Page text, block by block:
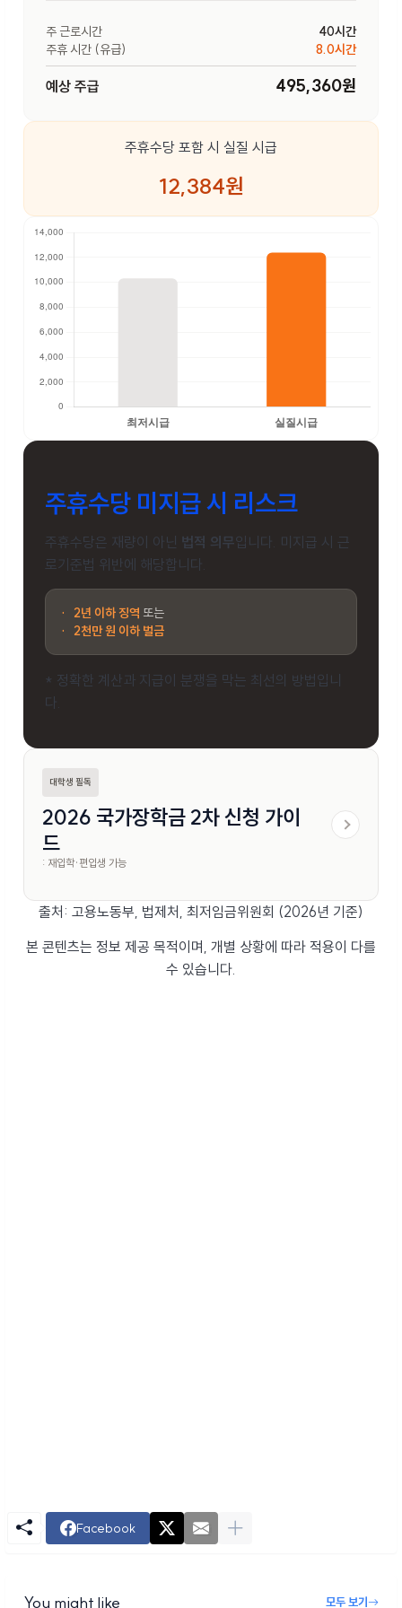
주 근로시간
40시간
주휴 시간 (유급)
8.0시간
예상 주급 495,360원
주휴수당 포함 시 실질 시급
12,384원
주휴수당 미지급 시 리스크
주휴수당은 재량이 아닌 법적 의무입니다. 미지급 시 근
로기준법 위반에 해당합니다.
· 2년 이하 징역 또는
·
2천만 원 이하 벌금
* 정확한 계산과 지급이 분쟁을 막는 최선의 방법입니
다.
대학생 필독
2026 국가장학금 2차 신청 가이
드
: 재입학·편입생 가능
출처: 고용노동부, 법제처, 최저임금위원회 (2026년 기준)
본 콘텐츠는 정보 제공 목적이며, 개별 상황에 따라 적용이 다를
수 있습니다.
Facebook
You might like 모두 보기